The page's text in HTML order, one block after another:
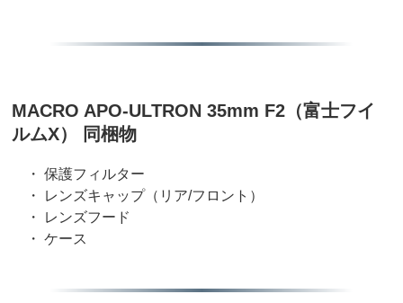
MACRO APO-ULTRON 35mm F2（富士フイ
ルムX） 同梱物
・ 保護フィルター
・ レンズキャップ（リア/フロント）
・ レンズフード
・ ケース